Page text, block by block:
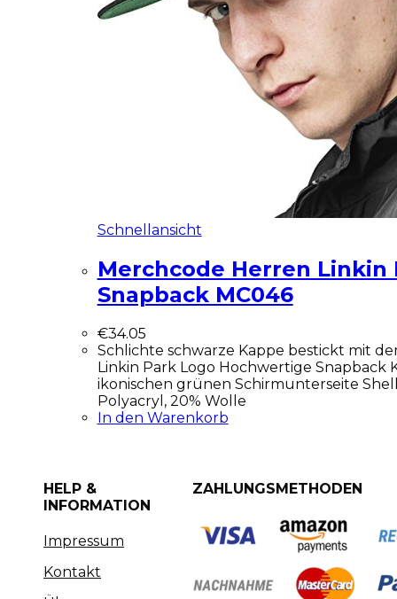
Schnellansicht
Merchcode Herren Linkin
Snapback MC046
€34.05
Schlichte schwarze Kappe bestickt mit
Linkin Park Logo Hochwertige Snapback
ikonischen grünen Schirmunterseite Shell
Polyacryl, 20% Wolle
In den Warenkorb
HELP &
INFORMATION
Impressum
Kontakt
ZAHLUNGSMETHODEN